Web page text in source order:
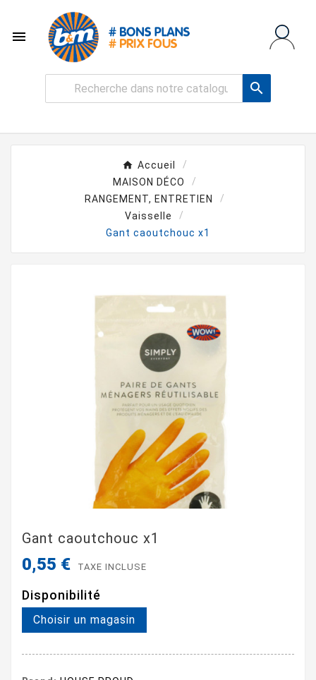


Accueil
MAISON DÉCO
RANGEMENT, ENTRETIEN
Vaisselle
Gant caoutchouc x1
Gant caoutchouc x1
0,55 € TAXE INCLUSE
Disponibilité
Choisir un magasin